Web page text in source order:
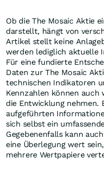
Ob die The Mosaic Aktie
darstellt, hängt von
Artikel stellt keine
werden lediglich aktuelle
Für eine fundierte
Daten zur The Mosaic
technischen Indikatoren
Kennzahlen können auch
die Entwicklung nehmen.
aufgeführten
sich selbst ein
Gegebenenfalls kann
eine Überlegung wert
mehrere Wertpapiere